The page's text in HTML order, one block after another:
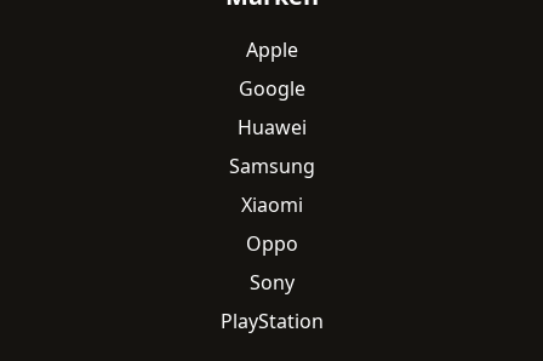
Apple
Google
Huawei
Samsung
Xiaomi
Oppo
Sony
PlayStation